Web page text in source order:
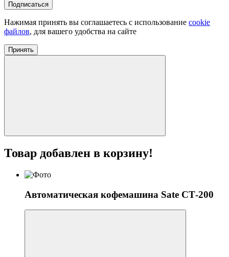
Подписаться
Нажимая принять вы соглашаетесь с использование cookie
файлов, для вашего удобства на сайте
Принять
Товар добавлен в корзину!
Автоматическая кофемашина Sate СТ-200